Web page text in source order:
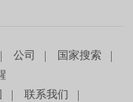
公司
国家搜索
联系我们